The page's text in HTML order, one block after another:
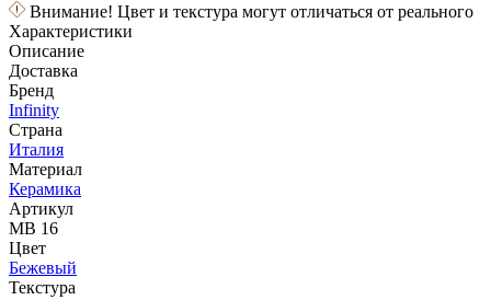
Внимание! Цвет и текстура могут отличаться от реального
Характеристики
Описание
Доставка
Бренд
Infinity
Страна
Италия
Материал
Керамика
Артикул
MB 16
Цвет
Бежевый
Текстура